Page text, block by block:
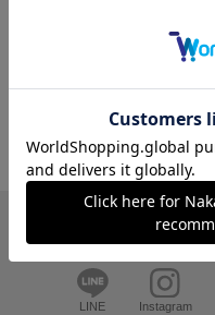
LINE Instagram